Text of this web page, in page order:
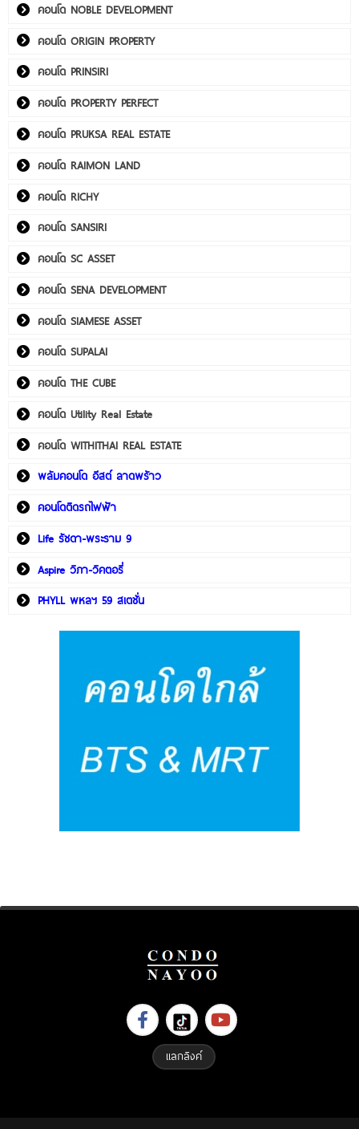
คอนโด NOBLE DEVELOPMENT
คอนโด ORIGIN PROPERTY
คอนโด PRINSIRI
คอนโด PROPERTY PERFECT
คอนโด PRUKSA REAL ESTATE
คอนโด RAIMON LAND
คอนโด RICHY
คอนโด SANSIRI
คอนโด SC ASSET
คอนโด SENA DEVELOPMENT
คอนโด SIAMESE ASSET
คอนโด SUPALAI
คอนโด THE CUBE
คอนโด Utility Real Estate
คอนโด WITHITHAI REAL ESTATE
พลัมคอนโด อีสต์ ลาดพร้าว
คอนโดติดรถไฟฟ้า
Life รัชดา-พระราม 9
Aspire วิภา-วิคตอรี่
PHYLL พหลฯ 59 สเตชั่น
แลกลิงค์